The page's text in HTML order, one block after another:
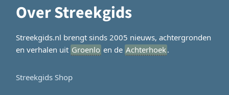
Over Streekgids
Streekgids.nl brengt sinds 2005 nieuws, achtergronden
en verhalen uit Groenlo en de Achterhoek.
Streekgids Shop